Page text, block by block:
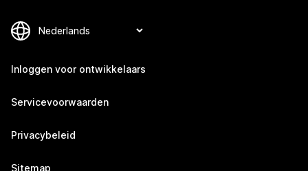
Inloggen voor ontwikkelaars
Servicevoorwaarden
Privacybeleid
Sitemap